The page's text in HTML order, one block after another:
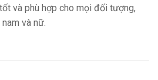
và phù hợp cho mọi đối tượng,
và nữ.